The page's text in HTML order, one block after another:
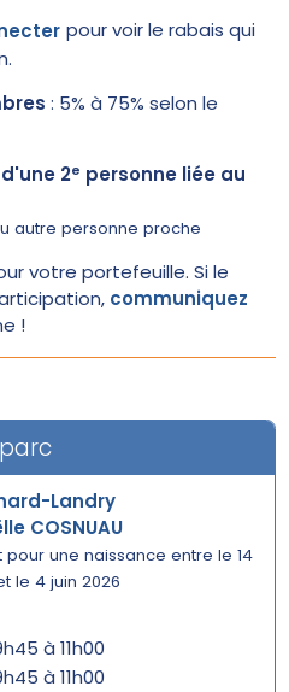
pour voir le rabais qui
: 5% à 75% selon le
2e personne liée au
autre personne proche
votre portefeuille. Si le
communiquez
!
à 11h00
à 11h00
Landry
COSNUAU
une naissance entre le 14
le 4 juin 2026